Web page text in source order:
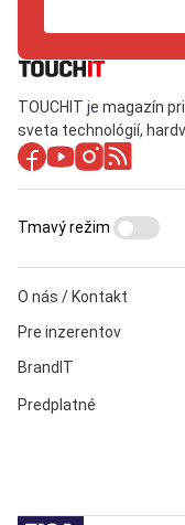
TOUCHIT je magazín
sveta technológií,
O nás / Kontakt
Pre inzerentov
BrandIT
Predplatné
Tmavý režim